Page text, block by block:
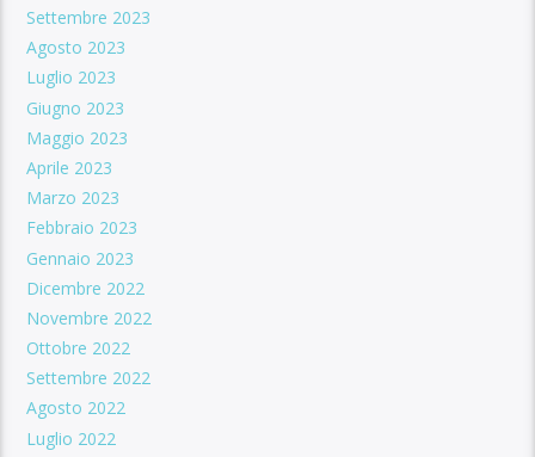
Settembre 2023
Agosto 2023
Luglio 2023
Giugno 2023
Maggio 2023
Aprile 2023
Marzo 2023
Febbraio 2023
Gennaio 2023
Dicembre 2022
Novembre 2022
Ottobre 2022
Settembre 2022
Agosto 2022
Luglio 2022